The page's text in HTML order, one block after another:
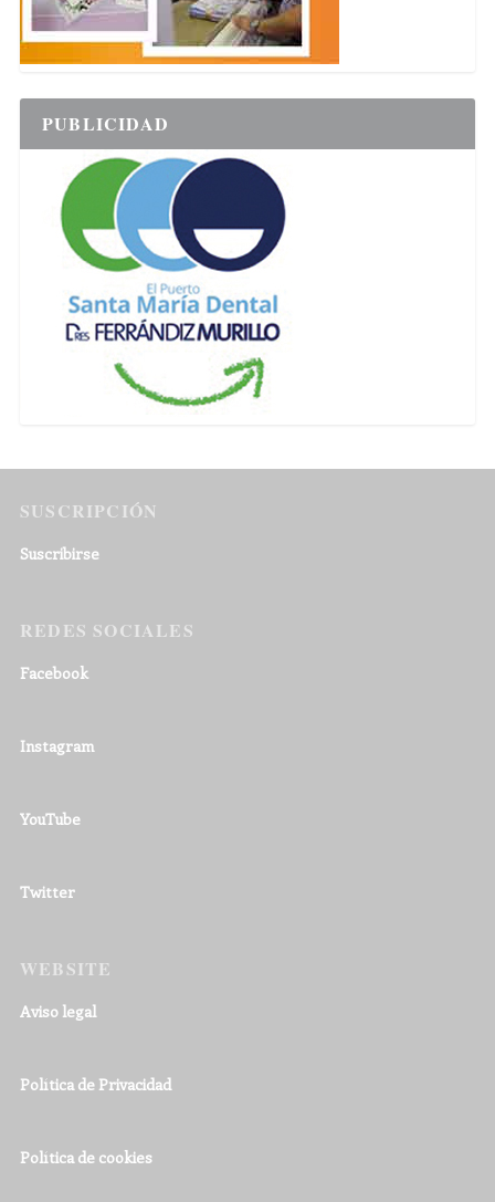
PUBLICIDAD
SUSCRIPCIÓN
Suscribirse
REDES SOCIALES
Facebook
Instagram
YouTube
Twitter
WEBSITE
Aviso legal
Política de Privacidad
Política de cookies